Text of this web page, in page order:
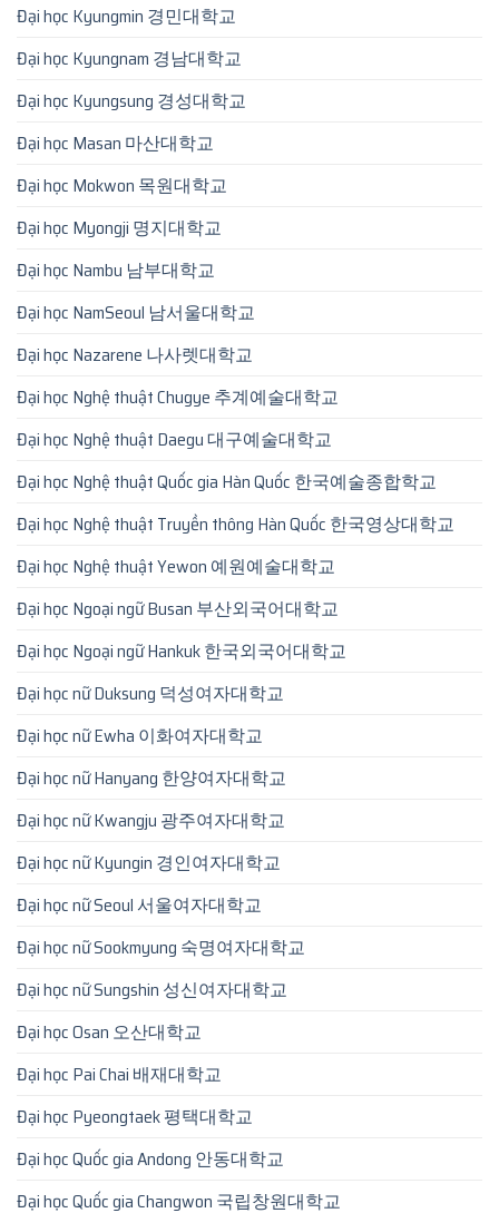
Đại học Kyungmin 경민대학교
Đại học Kyungnam 경남대학교
Đại học Kyungsung 경성대학교
Đại học Masan 마산대학교
Đại học Mokwon 목원대학교
Đại học Myongji 명지대학교
Đại học Nambu 남부대학교
Đại học NamSeoul 남서울대학교
Đại học Nazarene 나사렛대학교
Đại học Nghệ thuật Chugye 추계예술대학교
Đại học Nghệ thuật Daegu 대구예술대학교
Đại học Nghệ thuật Quốc gia Hàn Quốc 한국예술종합학교
Đại học Nghệ thuật Truyền thông Hàn Quốc 한국영상대학교
Đại học Nghệ thuật Yewon 예원예술대학교
Đại học Ngoại ngữ Busan 부산외국어대학교
Đại học Ngoại ngữ Hankuk 한국외국어대학교
Đại học nữ Duksung 덕성여자대학교
Đại học nữ Ewha 이화여자대학교
Đại học nữ Hanyang 한양여자대학교
Đại học nữ Kwangju 광주여자대학교
Đại học nữ Kyungin 경인여자대학교
Đại học nữ Seoul 서울여자대학교
Đại học nữ Sookmyung 숙명여자대학교
Đại học nữ Sungshin 성신여자대학교
Đại học Osan 오산대학교
Đại học Pai Chai 배재대학교
Đại học Pyeongtaek 평택대학교
Đại học Quốc gia Andong 안동대학교
Đại học Quốc gia Changwon 국립창원대학교